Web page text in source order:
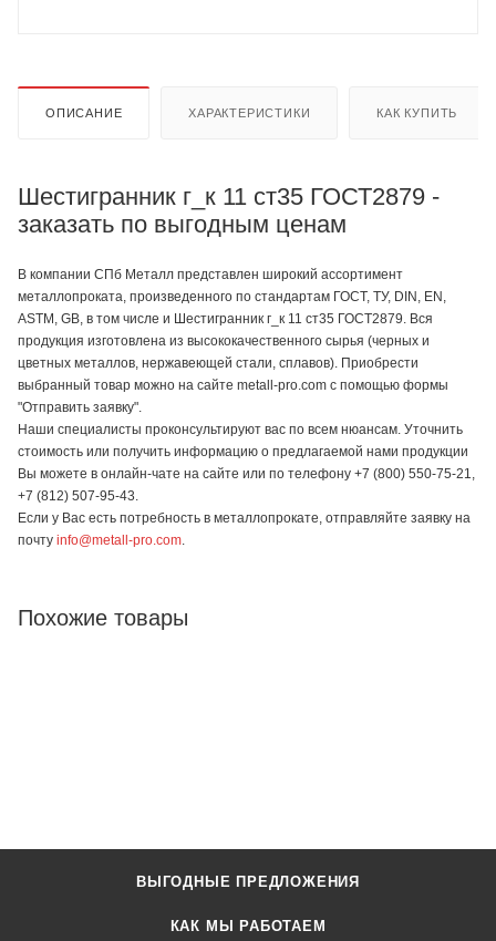
ОПИСАНИЕ ХАРАКТЕРИСТИКИ КАК КУПИТЬ
Шестигранник г_к 11 ст35 ГОСТ2879 -
заказать по выгодным ценам
В компании СПб Металл представлен широкий ассортимент
металлопроката, произведенного по стандартам ГОСТ, ТУ, DIN, EN,
ASTM, GB, в том числе и Шестигранник г_к 11 ст35 ГОСТ2879. Вся
продукция изготовлена из высококачественного сырья (черных и
цветных металлов, нержавеющей стали, сплавов). Приобрести
выбранный товар можно на сайте metall-pro.com с помощью формы
"Отправить заявку".
Наши специалисты проконсультируют вас по всем нюансам. Уточнить
стоимость или получить информацию о предлагаемой нами продукции
Вы можете в онлайн-чате на сайте или по телефону +7 (800) 550-75-21,
+7 (812) 507-95-43.
Если у Вас есть потребность в металлопрокате, отправляйте заявку на
почту info@metall-pro.com
Похожие товары
ВЫГОДНЫЕ ПРЕДЛОЖЕНИЯ
КАК МЫ РАБОТАЕМ